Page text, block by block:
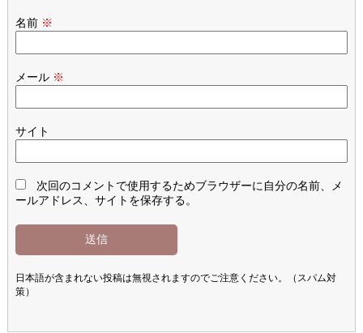
名前 ※
メール ※
サイト
次回のコメントで使用するためブラウザーに自分の名前、メ
ールアドレス、サイトを保存する。
日本語が含まれない投稿は無視されますのでご注意ください。（スパム対
策）